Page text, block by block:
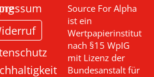
Source For Alpha
ist ein
Wertpapierinstitut
nach §15 WpIG
mit Lizenz der
Bundesanstalt für